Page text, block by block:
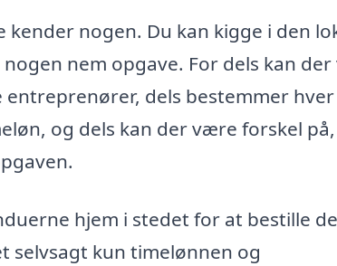
nogen. Du kan kigge i den
nem opgave. For dels kan
dels bestemmer hver
og dels kan der være forskel
hjem i stedet for at bestille
selvsagt kun timelønnen og